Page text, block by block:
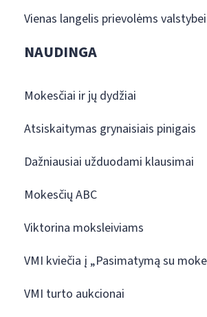
Vienas langelis prievolėms
NAUDINGA
Mokesčiai ir jų dydžiai
Atsiskaitymas grynaisiais pinigais
Dažniausiai užduodami klausimai
Mokesčių ABC
Viktorina moksleiviams
VMI kviečia į „Pasimatymą su
VMI turto aukcionai